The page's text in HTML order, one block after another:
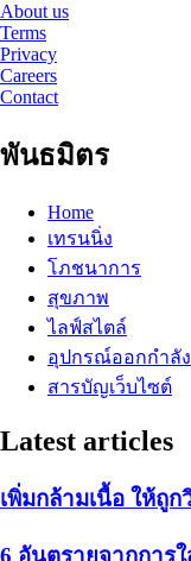
About us
Terms
Privacy
Careers
Contact
พันธมิตร
Home
เทรนนิ่ง
โภชนาการ
สุขภาพ
ไลฟ์สไตล์
อุปกรณ์ออกกำลั
สารบัญเว็บไซต์
Latest articles
เพิ่มกล้ามเนื้อ ให้ถู
6 อันตรายจากการใ